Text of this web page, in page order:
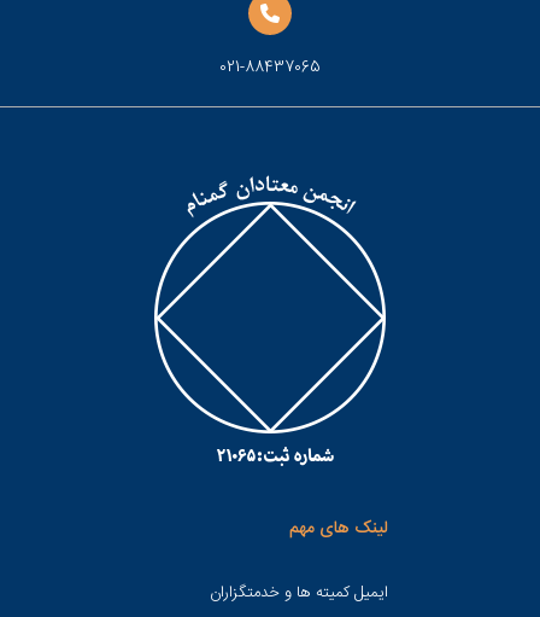
021-88437065
لینک های مهم
ایمیل کمیته ها و خدمتگزاران